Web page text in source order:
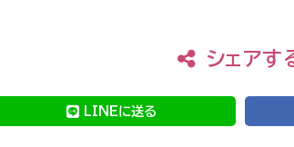
シェアす
LINEに送る